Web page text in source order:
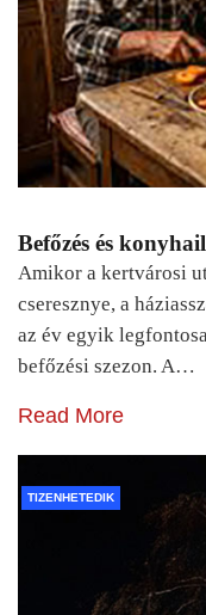
Befőzés és
Amikor a kertvárosi
cseresznye, a
az év egyik
befőzési szezon. A…
Read More
TIZENHETEDIK